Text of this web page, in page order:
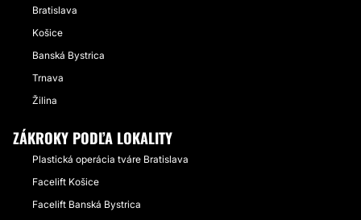
Bratislava
Košice
Banská Bystrica
Trnava
Žilina
ZÁKROKY PODĽA LOKALITY
Plastická operácia tváre Bratislava
Facelift Košice
Facelift Banská Bystrica